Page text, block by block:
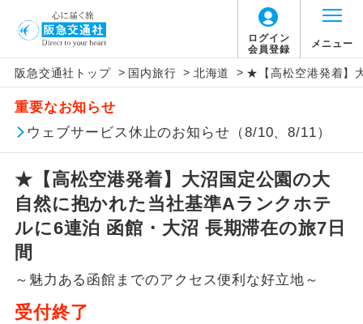
ログイン
会員登録
メニュー
阪急交通社トップ > 国内旅行 > 北海道 > ★【高松空港発着】
重要なお知らせ
ウェブサービス休止のお知らせ（8/10、8/11）
★【高松空港発着】大沼国定公園の大
自然に抱かれた当社基準Aランクホテ
ルに6連泊 函館・大沼 長期滞在の旅7日
間
～魅力ある函館までのアクセス便利な好立地～
受付終了
【国内旅客施設使用料について】
旅行代金に国内旅客施設使用料は含まれてお
りません。別途お支払いが必要となります。
羽田空港：大人1,800円、子供1,800円
2026/10/6〜2027/6/4 羽田空港：大人2,320
円、子供2,320円
2027/6/5〜 羽田空港：大人2,360円、子供
2,360円
アイコン 説明
添乗員同行
往路出発空港（駅）から復路到着空港
（駅）まで同行します。
現地添乗員同
行
現地到着空港（駅）から最終日出発空港
（駅）まで添乗員が同行します。
バスガイド乗
務
バスガイドが乗務し、車内での観光案内